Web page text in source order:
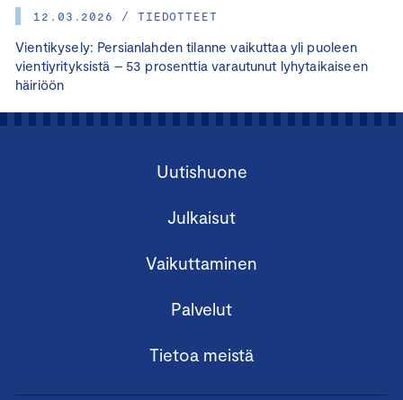
12.03.2026 / TIEDOTTEET
Vientikysely: Persianlahden tilanne vaikuttaa yli puoleen
vientiyrityksistä – 53 prosenttia varautunut lyhytaikaiseen
häiriöön
Uutishuone
Julkaisut
Vaikuttaminen
Palvelut
Tietoa meistä